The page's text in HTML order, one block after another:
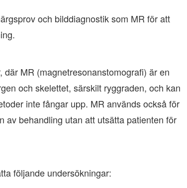
och bilddiagnostik som MR för att
MR (magnetresonanstomografi) är en
och skelettet, särskilt ryggraden, och kan
inte fångar upp. MR används också för
av behandling utan att utsätta patienten för
följande undersökningar: